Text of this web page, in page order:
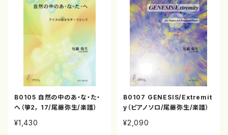
B0105 自然の中のあ・な・た・
へ（箏2， 17/尾藤弥生/楽譜）
¥1,430
B0107 GENESIS/Extremit
y（ピアノソロ/尾藤弥生/楽譜）
¥2,090